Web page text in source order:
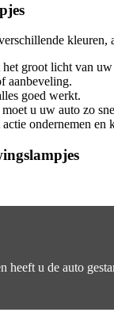
groot licht van uw
aanbeveling.
goed werkt.
u uw auto zo
ondernemen en
heeft u de auto